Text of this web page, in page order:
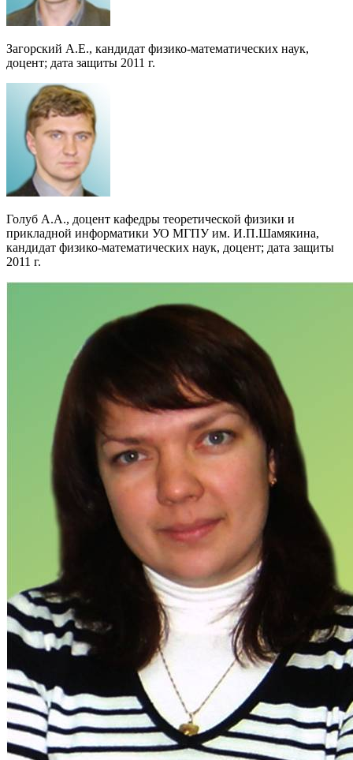
Загорский А.Е., кандидат физико-математических наук,
доцент; дата защиты 2011 г.
Голуб А.А., доцент кафедры теоретической физики и
прикладной информатики УО МГПУ им. И.П.Шамякина,
кандидат физико-математических наук, доцент; дата защиты
2011 г.